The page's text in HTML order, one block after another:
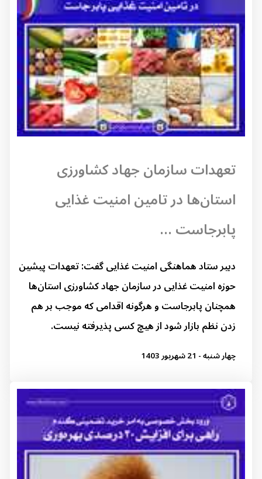
تعهدات سازمان جهاد کشاورزی
استان‌ها در تامین امنیت غذایی
پابرجاست ...
دبیر ستاد هماهنگی امنیت غذایی گفت: تعهدات پیشین
حوزه امنیت غذایی در سازمان‌ جهاد کشاورزی استان‌ها
همچنان پابرجاست و هرگونه اقدامی که موجب بر هم
زدن نظم بازار شود از هیچ کسی پذیرفته نیست.
چهار شنبه - 21 شهریور 1403